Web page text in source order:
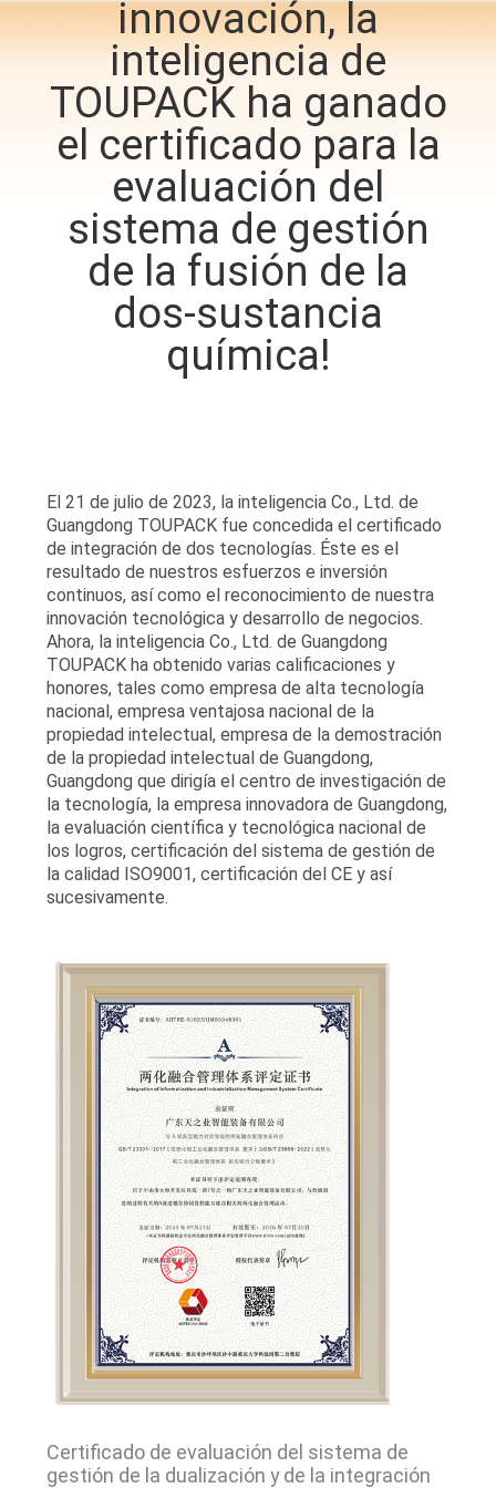
CONTROL
CALIDAD
CONTÁCTENOS
NOTICIAS
MAPA
DEL
SITIO
POLÍTICA
PRIVACIDAD
innovación, la
inteligencia de
TOUPACK ha ganado
el certificado para la
evaluación del
sistema de gestión
de la fusión de la
dos-sustancia
química!
El 21 de julio de 2023, la inteligencia Co., Ltd. de
Guangdong TOUPACK fue concedida el certificado
de integración de dos tecnologías. Éste es el
resultado de nuestros esfuerzos e inversión
continuos, así como el reconocimiento de nuestra
innovación tecnológica y desarrollo de negocios.
Ahora, la inteligencia Co., Ltd. de Guangdong
TOUPACK ha obtenido varias calificaciones y
honores, tales como empresa de alta tecnología
nacional, empresa ventajosa nacional de la
propiedad intelectual, empresa de la demostración
de la propiedad intelectual de Guangdong,
Guangdong que dirigía el centro de investigación de
la tecnología, la empresa innovadora de Guangdong,
la evaluación científica y tecnológica nacional de
los logros, certificación del sistema de gestión de
la calidad ISO9001, certificación del CE y así
sucesivamente.
Certificado de evaluación del sistema de
gestión de la dualización y de la integración